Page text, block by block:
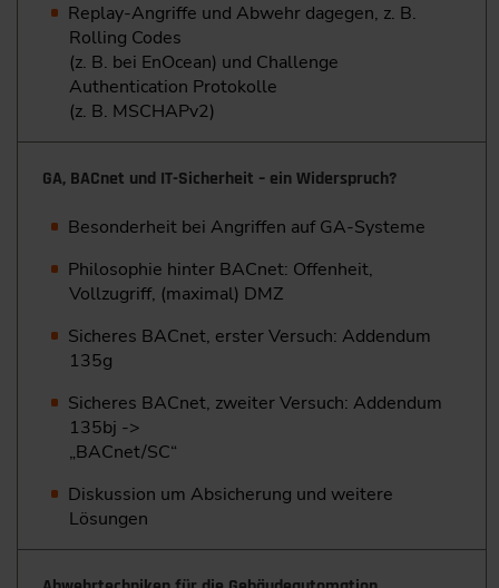
Replay-Angriffe und Abwehr dagegen, z. B.
Rolling Codes
(z. B. bei EnOcean) und Challenge
Authentication Protokolle
(z. B. MSCHAPv2)
GA, BACnet und IT-Sicherheit – ein Widerspruch?
Besonderheit bei Angriffen auf GA-Systeme
Philosophie hinter BACnet: Offenheit,
Vollzugriff, (maximal) DMZ
Sicheres BACnet, erster Versuch: Addendum
135g
Sicheres BACnet, zweiter Versuch: Addendum
135bj ->
„BACnet/SC“
Diskussion um Absicherung und weitere
Lösungen